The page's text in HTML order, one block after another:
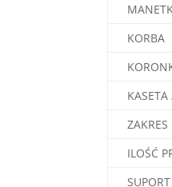
KORBA
ILOŚĆ
SUPORT